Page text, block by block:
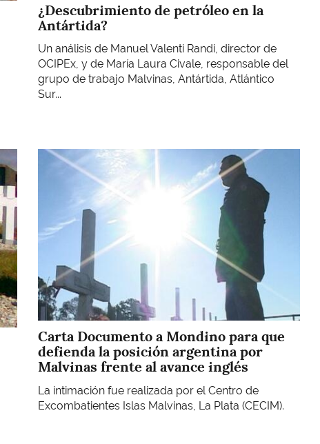
¿Descubrimiento de petróleo en la
Antártida?
Un análisis de Manuel Valenti Randi, director de
OCIPEx, y de María Laura Civale, responsable del
grupo de trabajo Malvinas, Antártida, Atlántico
Sur...
Imagen
Carta Documento a Mondino para que
defienda la posición argentina por
Malvinas frente al avance inglés
La intimación fue realizada por el Centro de
Excombatientes Islas Malvinas, La Plata (CECIM).